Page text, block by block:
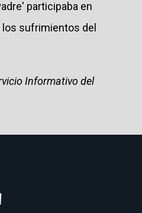
participaba en
los sufrimientos del
Informativo del